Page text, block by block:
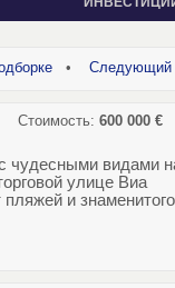
• Следующий
Стоимость: 600 000 €
чудесными видами
улице Виа
и знаменитого